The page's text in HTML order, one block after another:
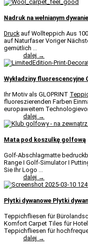
Nadruk na wełnianym dywanie
Druck auf Wollteppich Aus
auf Naturfaser Voriger
gemütlich ...
dalej →
Wykładziny fluorescencyjne
Ihr Motiv als GLOPRINT
fluoreszierenden Farben
europaweitem
dalej →
Mata pod koszulkę golfową
Golf-Abschlagmatte
Range I Golf-Simulator I
Sie Ihr Logo ...
dalej →
Płytki dywanowe Płytki
Teppichfliesen für
Komfort Carpet Tiles für
Teppichfliesen für
dalej →